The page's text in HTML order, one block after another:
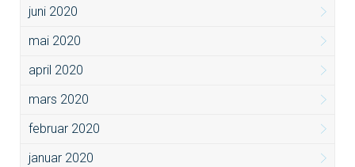
juni 2020
mai 2020
april 2020
mars 2020
februar 2020
januar 2020